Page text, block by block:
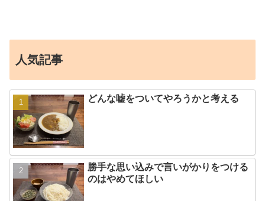
人気記事
どんな嘘をついてやろうかと考える
勝手な思い込みで言いがかりをつける
のはやめてほしい